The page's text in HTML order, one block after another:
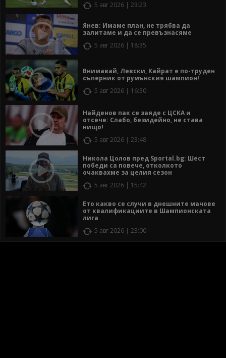
5 авг 2026 | 23:23
Янев: Имаме план, не трябва да
залитаме и да се превъзнасяме
5 авг 2026 | 18:35
Внимавай, Левски, Кайрат е по-труден
съперник от румънския шампион!
5 авг 2026 | 16:30
Найденов пак се заяде с ЦСКА и
отсече: Слабо, безидейно, не става
нищо!
5 авг 2026 | 23:48
Никола Цолов пред Sportal.bg: Шест
победи са повече, отколкото
очаквахме за целия сезон
5 авг 2026 | 15:42
Ето какво се случи в днешните мачове
от квалификациите в Шампионската
лига
5 авг 2026 | 23:00